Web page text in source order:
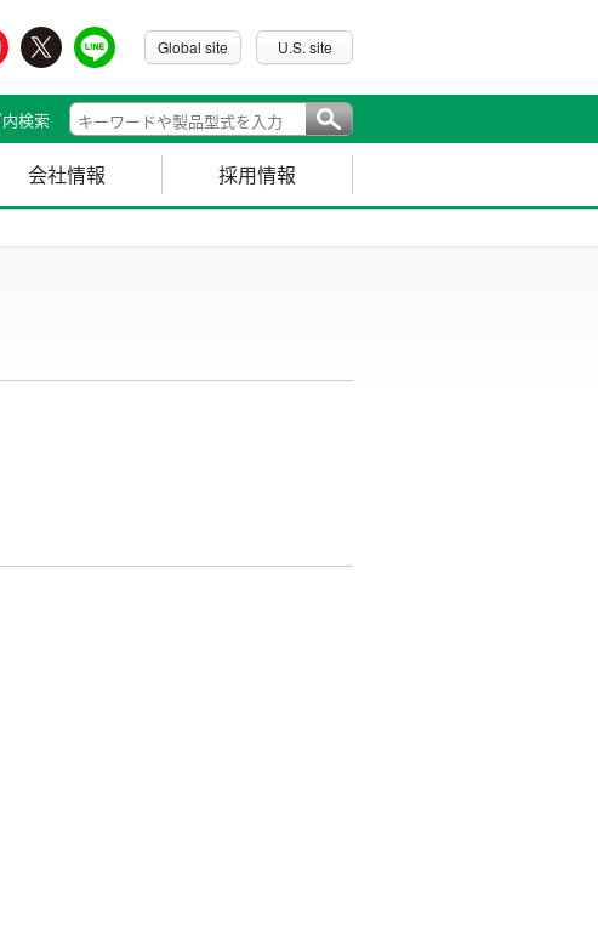
Global site U.S. site
検索
会社情報 採用情報